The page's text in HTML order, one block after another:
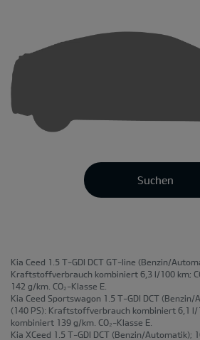
Suchen
Kia Ceed 1.5 T-GDI DCT GT-line (Benzin/
Kraftstoffverbrauch kombiniert 6,3 l/100 km;
142 g/km. CO₂-Klasse E.
Kia Ceed Sportswagon 1.5 T-GDI DCT (Benzin/
(140 PS): Kraftstoffverbrauch kombiniert 6,1 l/
kombiniert 139 g/km. CO₂-Klasse E.
Kia XCeed 1.5 T-GDI DCT (Benzin/Automatik);